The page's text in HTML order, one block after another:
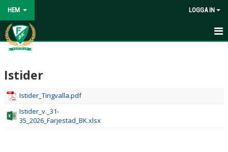
HEM LOGGA IN
HEM
KONTAKT
KALENDER
ISTIDER
Istider
Istider_Tingvalla.pdf
Istider_v._31-
35_2026_Farjestad_BK.xlsx